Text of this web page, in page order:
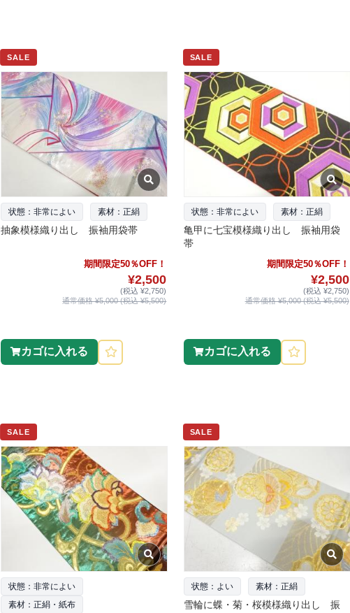
SALE
状態：非常によい 素材：正絹
抽象模様織り出し 振袖用袋帯
期間限定50％OFF！
¥2,500
(税込 ¥2,750)
通常価格 ¥5,000 (税込 ¥5,500)
カゴに入れる
SALE
状態：非常によい 素材：正絹
亀甲に七宝模様織り出し 振袖用袋
帯
期間限定50％OFF！
¥2,500
(税込 ¥2,750)
通常価格 ¥5,000 (税込 ¥5,500)
カゴに入れる
SALE
状態：非常によい
素材：正絹・紙布
SALE
状態：よい 素材：正絹
雪輪に蝶・菊・桜模様織り出し 振